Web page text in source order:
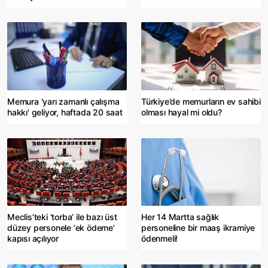
Memura 'yarı zamanlı çalışma
hakkı' geliyor, haftada 20 saat
Türkiye’de memurların ev sahibi
olması hayal mi oldu?
Meclis’teki ‘torba’ ile bazı üst
düzey personele ‘ek ödeme’
kapısı açılıyor
Her 14 Martta sağlık
personeline bir maaş ikramiye
ödenmeli!